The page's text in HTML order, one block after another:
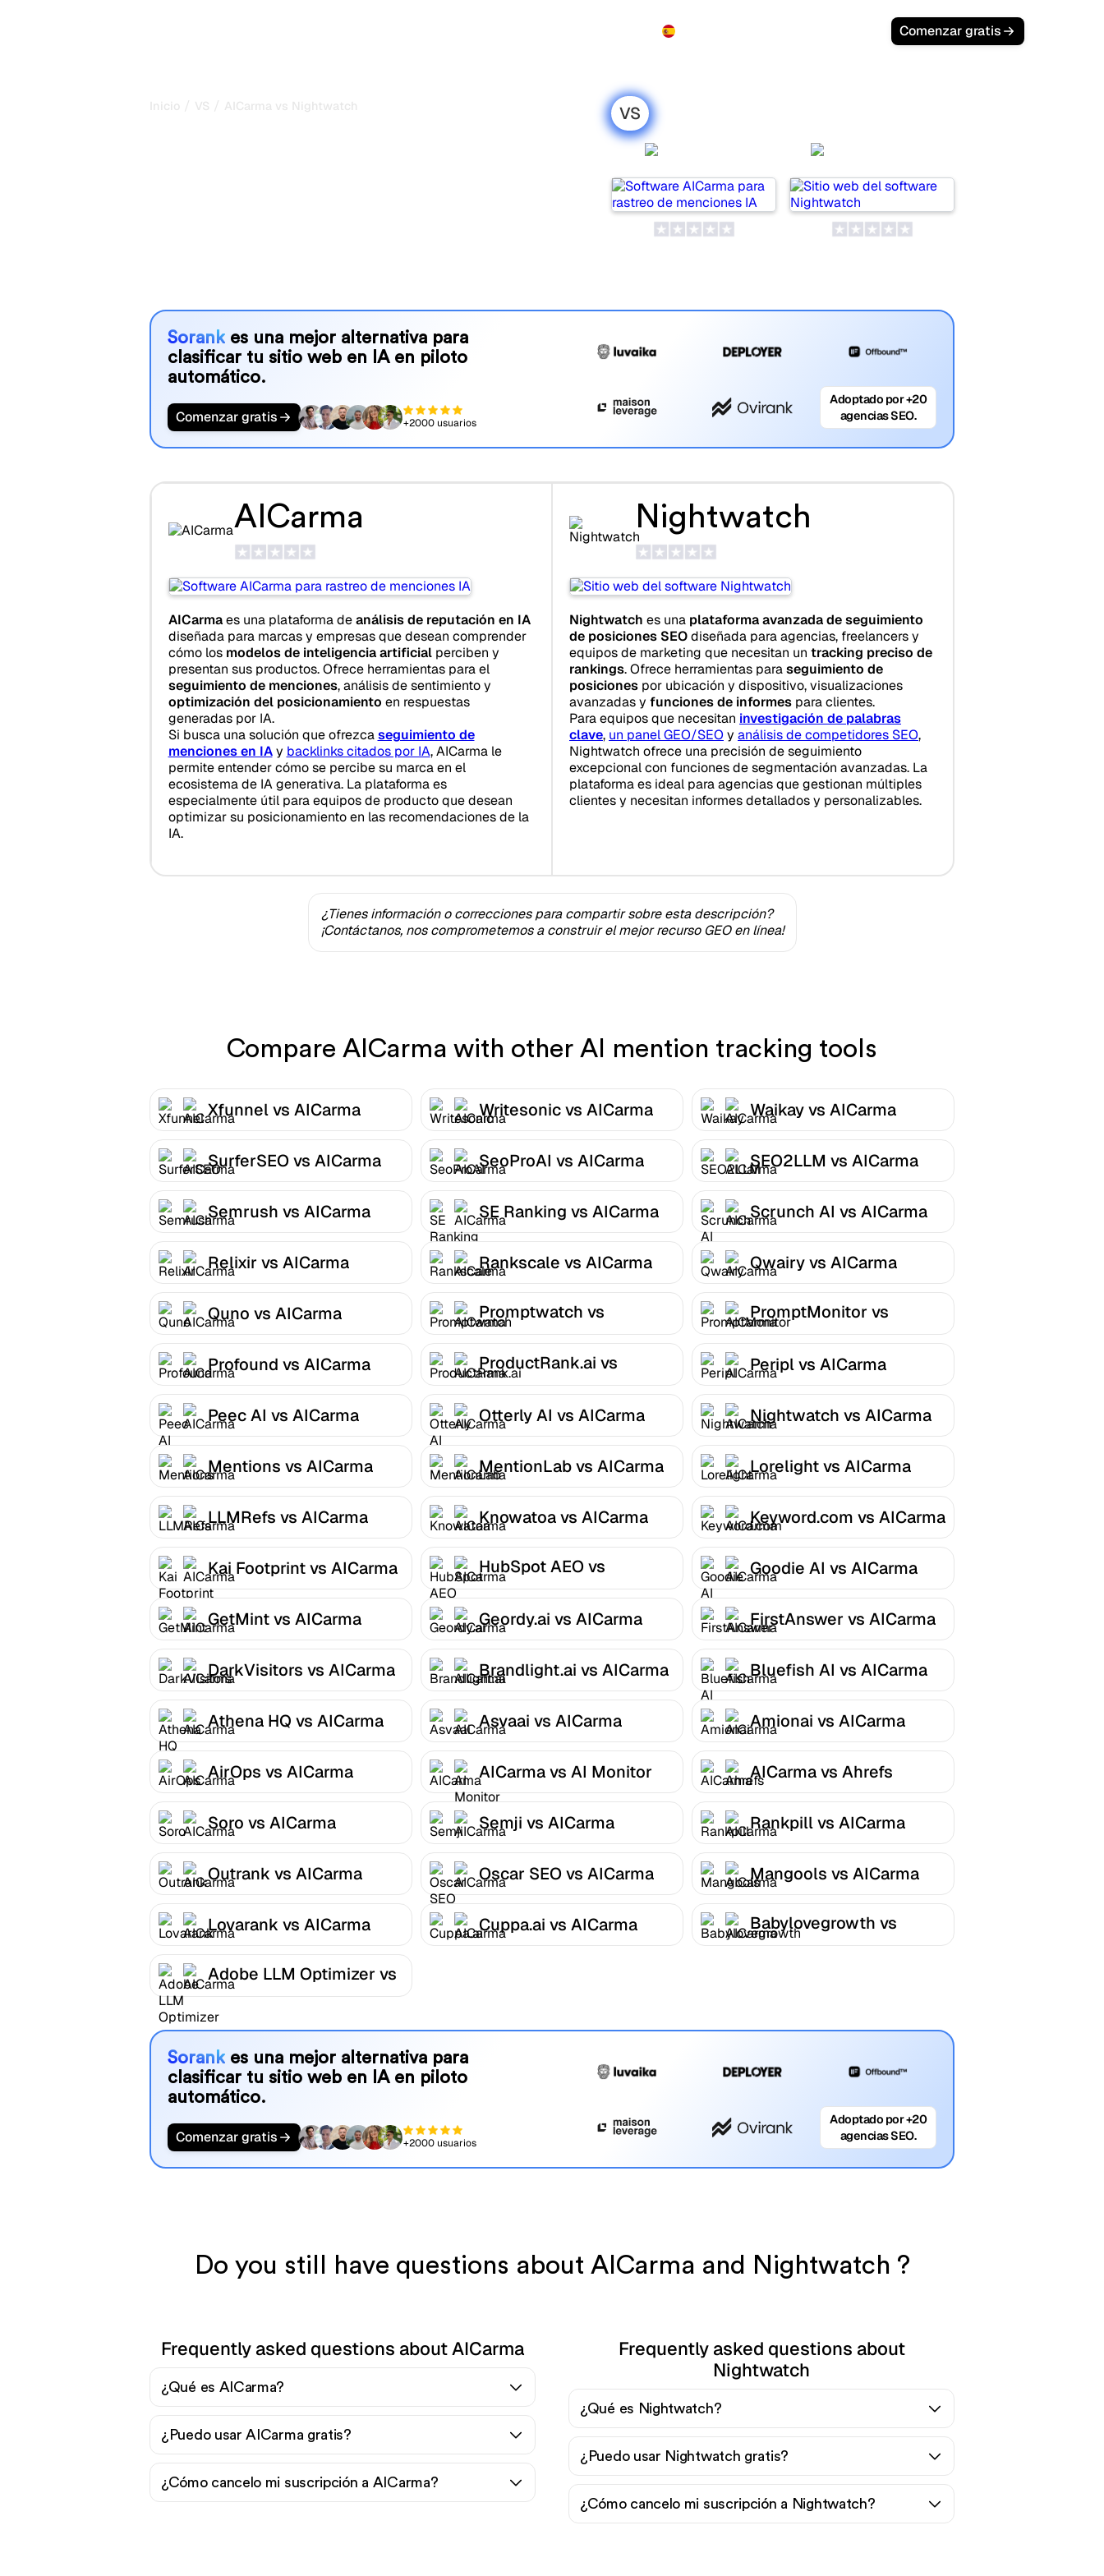
Comenzar gratis
Inicio / VS / AICarma vs Nightwatch VS
Sorankes una mejor alternativa para
clasificar tu sitio web en IA en piloto
automático.
Comenzar gratis +2000 usuarios
Adoptado por +20
agencias SEO.
AICarma
AICarmaes una plataforma deanálisis de reputación en IA
diseñada para marcas y empresas que desean comprender
cómo los modelos de inteligencia artificialperciben y
presentan sus productos. Ofrece herramientas para el
seguimiento de menciones, análisis de sentimiento y
optimización del posicionamiento en respuestas
generadas por IA.
Si busca una solución que ofrezcaseguimiento de
menciones en IAy backlinks citados por IA, AICarma le
permite entender cómo se percibe su marca en el
ecosistema de IA generativa. La plataforma es
especialmente útil para equipos de producto que desean
optimizar su posicionamiento en las recomendaciones de la
IA.
Nightwatch
Nightwatch es una plataforma avanzada de seguimiento
de posiciones SEOdiseñada para agencias, freelancers y
equipos de marketing que necesitan un tracking preciso de
rankings. Ofrece herramientas paraseguimiento de
posiciones por ubicación y dispositivo, visualizaciones
avanzadas y funciones de informes para clientes.
Para equipos que necesitan investigación de palabras
clave, un panel GEO/SEO y análisis de competidores SEO,
Nightwatch ofrece una precisión de seguimiento
excepcional con funciones de segmentación avanzadas. La
plataforma es ideal para agencias que gestionan múltiples
clientes y necesitan informes detallados y personalizables.
¿Tienes información o correcciones para compartir sobre esta descripción?
¡Contáctanos, nos comprometemos a construir el mejor recurso GEO en línea!
Compare AICarma with other AI mention tracking tools
Xfunnel vs AICarma Writesonic vs AICarma Waikay vs AICarma
SurferSEO vs AICarma SeoProAI vs AICarma SEO2LLM vs AICarma
Semrush vs AICarma SE Ranking vs AICarma Scrunch AI vs AICarma
Relixir vs AICarma Rankscale vs AICarma Qwairy vs AICarma
Quno vs AICarma
Promptwatch vs
AICarma
PromptMonitor vs
AICarma
Profound vs AICarma
ProductRank.ai vs
AICarma
Peripl vs AICarma
Peec AI vs AICarma Otterly AI vs AICarma Nightwatch vs AICarma
Mentions vs AICarma MentionLab vs AICarma Lorelight vs AICarma
LLMRefs vs AICarma Knowatoa vs AICarma Keyword.com vs AICarma
Kai Footprint vs AICarma
HubSpot AEO vs
AICarma
Goodie AI vs AICarma
GetMint vs AICarma Geordy.ai vs AICarma FirstAnswer vs AICarma
DarkVisitors vs AICarma Brandlight.ai vs AICarma Bluefish AI vs AICarma
Athena HQ vs AICarma Asvaai vs AICarma Amionai vs AICarma
AirOps vs AICarma AICarma vs AI Monitor AICarma vs Ahrefs
Soro vs AICarma Semji vs AICarma Rankpill vs AICarma
Outrank vs AICarma Oscar SEO vs AICarma Mangools vs AICarma
Lovarank vs AICarma Cuppa.ai vs AICarma
Babylovegrowth vs
AICarma
Adobe LLM Optimizer vs
AICarma
Sorankes una mejor alternativa para
clasificar tu sitio web en IA en piloto
automático.
Comenzar gratis +2000 usuarios
Adoptado por +20
agencias SEO.
Do you still have questions about AICarma and Nightwatch ?
Frequently asked questions about AICarma
¿Qué es AICarma?
¿Puedo usar AICarma gratis?
¿Cómo cancelo mi suscripción a AICarma?
Frequently asked questions about
Nightwatch
¿Qué es Nightwatch?
¿Puedo usar Nightwatch gratis?
¿Cómo cancelo mi suscripción a Nightwatch?